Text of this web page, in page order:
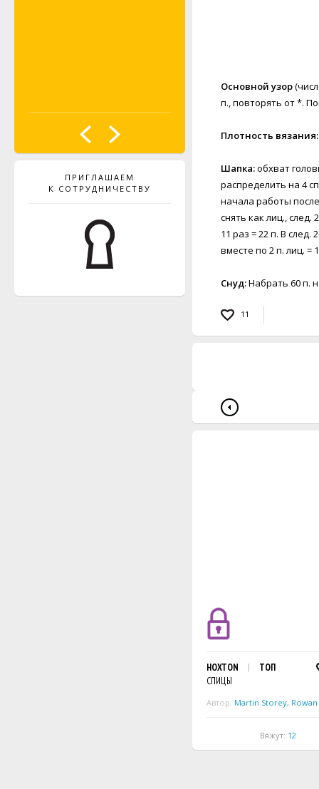
ПРИГЛАШАЕМ
К СОТРУДНИЧЕСТВУ
Основной узор
п., повторять от *.
Плотность
Шапка:обхват
распределить на 4
начала работы
снять как лиц., след.
11 раз = 22 п. В след.
вместе по 2 п. лиц. =
Снуд:Набрать 60 п.
11
HOXTON
ТОП
СПИЦЫ
Автор: Martin Storey, Rowan
Вяжут: 12